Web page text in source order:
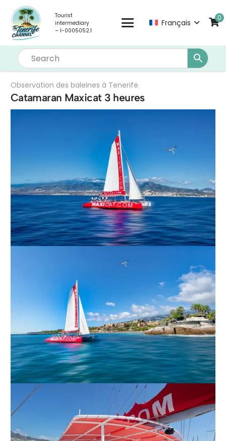
Tourist
intermediary
– I-0005052.1
Français
0
Observation des baleines à Tenerife
Catamaran Maxicat 3 heures